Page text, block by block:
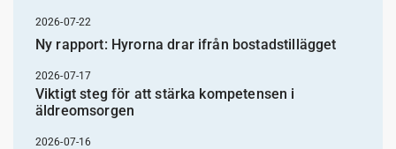
2026-07-22
Ny rapport: Hyrorna drar ifrån bostadstillägget
2026-07-17
Viktigt steg för att stärka kompetensen i
äldreomsorgen
2026-07-16